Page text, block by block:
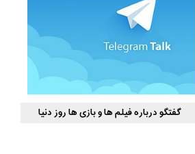
گفتگو درباره فیلم ها و بازی ها روز دنیا